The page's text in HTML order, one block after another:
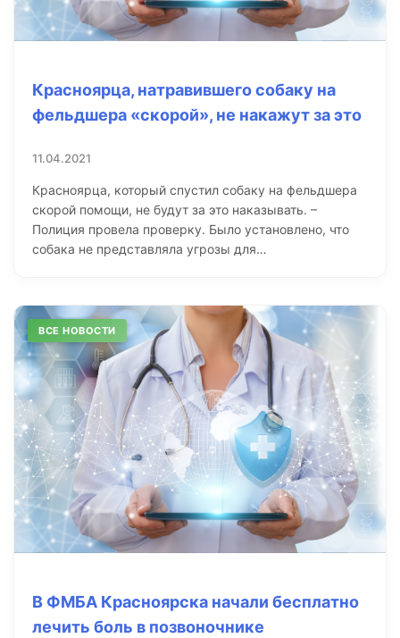
Красноярца, натравившего собаку на
фельдшера «скорой», не накажут за это
11.04.2021
Красноярца, который спустил собаку на фельдшера
скорой помощи, не будут за это наказывать. –
Полиция провела проверку. Было установлено, что
собака не представляла угрозы для…
ВСЕ НОВОСТИ
В ФМБА Красноярска начали бесплатно
лечить боль в позвоночнике